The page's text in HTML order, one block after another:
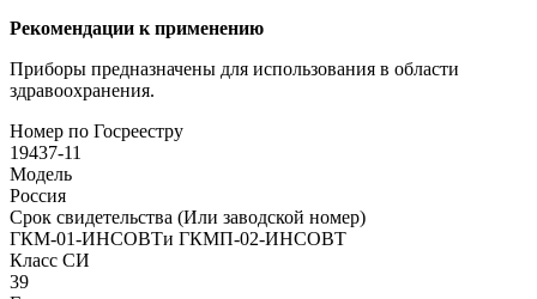
Рекомендации к применению
Приборы предназначены для использования в области
здравоохранения.
Номер по Госреестру
19437-11
Модель
Россия
Срок свидетельства (Или заводской номер)
ГКМ-01-ИНСОВТи ГКМП-02-ИНСОВТ
Класс СИ
39